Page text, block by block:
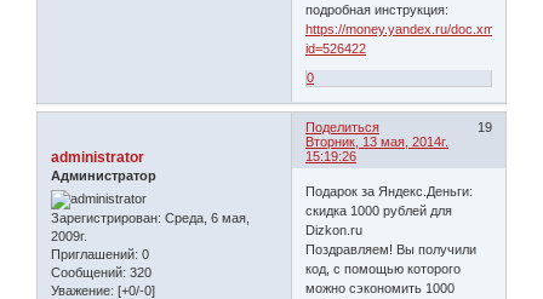
подробная инструкция:
https://money.yandex.ru/doc.xml?
id=526422
0
Поделиться
19
Вторник, 13 мая, 2014г.
15:19:26
administrator
Администратор
Зарегистрирован: Среда, 6 мая,
2009г.
Приглашений: 0
Сообщений: 320
Уважение: [+0/-0]
Подарок за Яндекс.Деньги:
скидка 1000 рублей для
Dizkon.ru
Поздравляем! Вы получили
код, с помощью которого
можно сэкономить 1000